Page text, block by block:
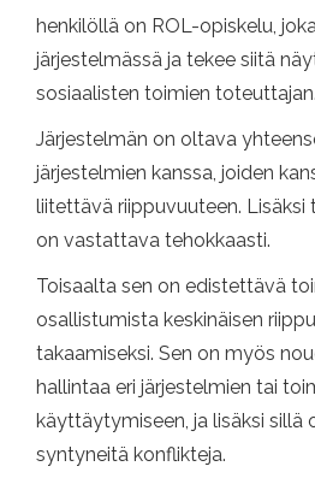
henkilöllä on ROL-opiskelu,
järjestelmässä ja tekee siitä
sosiaalisten toimien toteuttajan.
Järjestelmän on oltava
järjestelmien kanssa, joiden
liitettävä riippuvuuteen. Lisäksi
on vastattava tehokkaasti.
Toisaalta sen on edistettävä
osallistumista keskinäisen
takaamiseksi. Sen on myös
hallintaa eri järjestelmien tai
käyttäytymiseen, ja lisäksi sillä
syntyneitä konflikteja.